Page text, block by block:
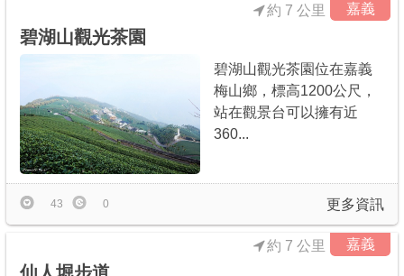
嘉義
碧湖山觀光茶園
約 7 公里
碧湖山觀光茶園位在嘉義
梅山鄉，標高1200公尺，
站在觀景台可以擁有近
360...
更多資訊
43 0
嘉義
約 7 公里